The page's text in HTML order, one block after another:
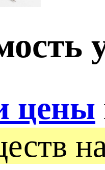
цены